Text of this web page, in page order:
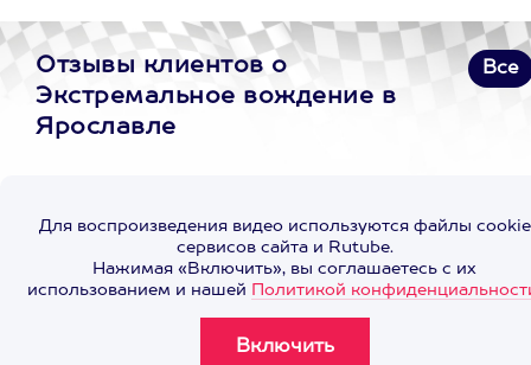
Отзывы клиентов о
Экстремальное вождение в
Ярославле
Все
Для воспроизведения видео используются файлы cookie
сервисов сайта и Rutube.
Нажимая «Включить», вы соглашаетесь с их
использованием и нашей Политикой